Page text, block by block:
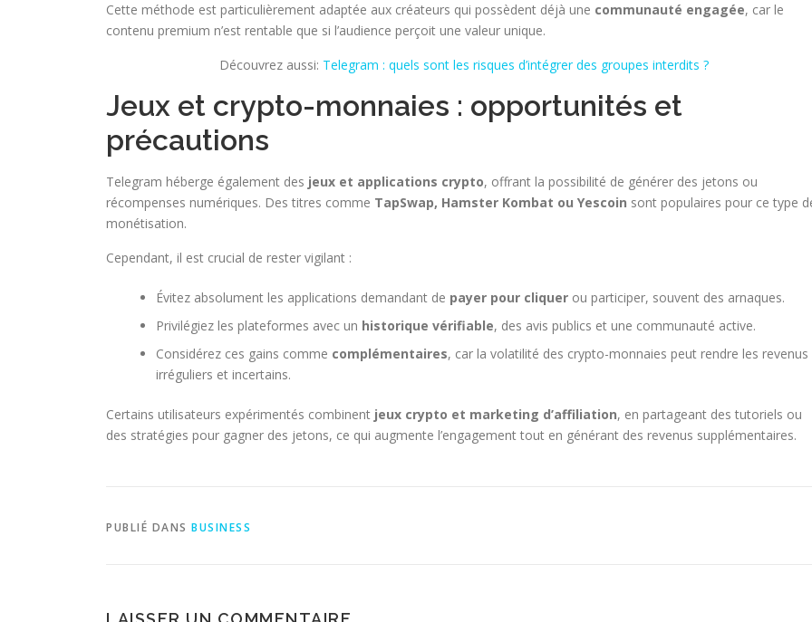
Cette méthode est particulièrement adaptée aux créateurs qui possèdent déjà une communauté engagée, car le
contenu premium n’est rentable que si l’audience perçoit une valeur unique.
Découvrez aussi: Telegram : quels sont les risques d’intégrer des groupes interdits ?
Jeux et crypto-monnaies : opportunités et
précautions
Telegram héberge également des jeux et applications crypto, offrant la possibilité de générer des jetons ou
récompenses numériques. Des titres comme TapSwap, Hamster Kombat ou Yescoin sont populaires pour ce type
monétisation.
Cependant, il est crucial de rester vigilant :
Évitez absolument les applications demandant de payer pour cliquer ou participer, souvent des arnaques.
Privilégiez les plateformes avec un historique vérifiable, des avis publics et une communauté active.
Considérez ces gains comme complémentaires, car la volatilité des crypto-monnaies peut rendre les revenus
irréguliers et incertains.
Certains utilisateurs expérimentés combinent jeux crypto et marketing d’affiliation, en partageant des tutoriels ou
des stratégies pour gagner des jetons, ce qui augmente l’engagement tout en générant des revenus supplémentaires.
PUBLIÉ DANS BUSINESS